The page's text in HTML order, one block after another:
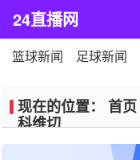
24直播网
篮球新闻 足球新闻
现在的位置： 首页
科维切